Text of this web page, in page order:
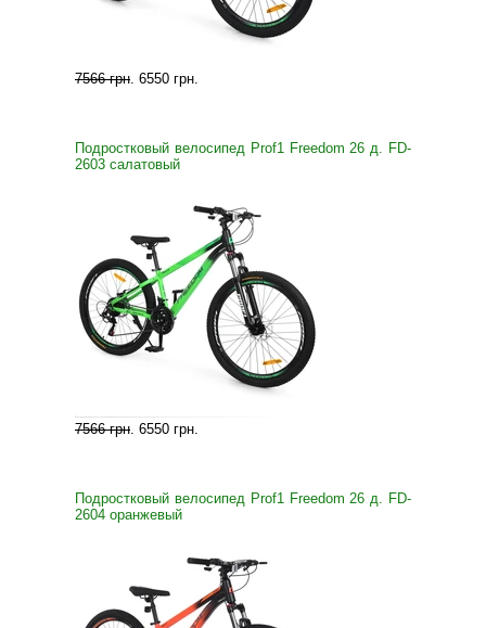
7566 грн. 6550 грн.
Подростковый велосипед Prof1 Freedom 26 д. FD-
2603 салатовый
7566 грн. 6550 грн.
Подростковый велосипед Prof1 Freedom 26 д. FD-
2604 оранжевый